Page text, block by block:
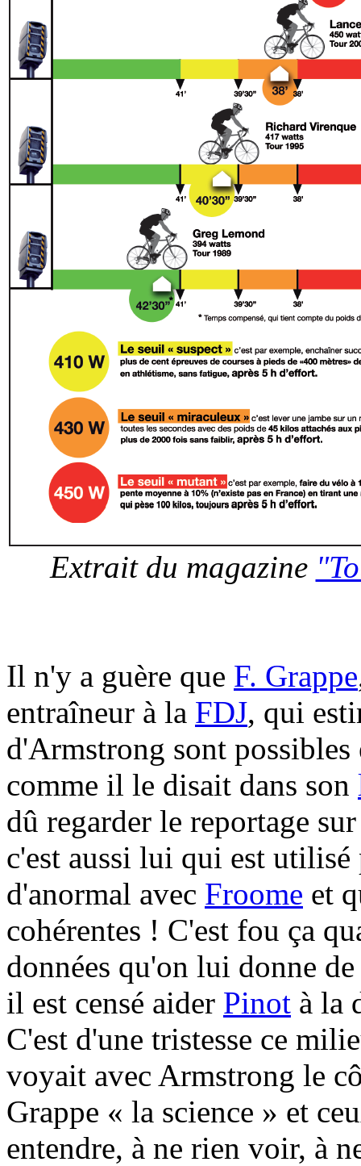
Extrait du magazine
Il n'y a guère que F. Grappe
entraîneur à la FDJ, qui
d'Armstrong sont possibles
comme il le disait dans son
dû regarder le reportage
c'est aussi lui qui est
d'anormal avec Froome et
cohérentes ! C'est fou ça
données qu'on lui donne
il est censé aider Pinot à la
C'est d'une tristesse ce
voyait avec Armstrong le
Grappe « la science » et
entendre, à ne rien voir, à